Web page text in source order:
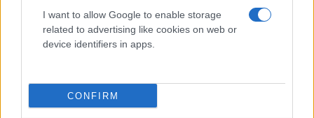
I want to allow Google to enable storage
related to advertising like cookies on web or
device identifiers in apps.
CONFIRM